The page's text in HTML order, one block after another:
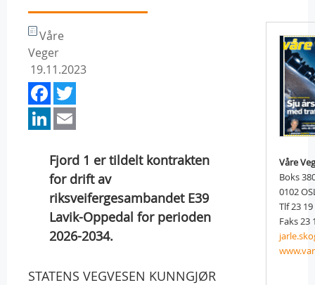
Våre
Veger
19.11.2023
Facebook
LinkedIn
Fjord 1 er tildelt kontrakten
for drift av
riksveifergesambandet E39
Lavik-Oppedal for perioden
2026-2034.
STATENS VEGVESEN KUNNGJØR
Våre
Boks
0102
Tlf 23
Faks 23